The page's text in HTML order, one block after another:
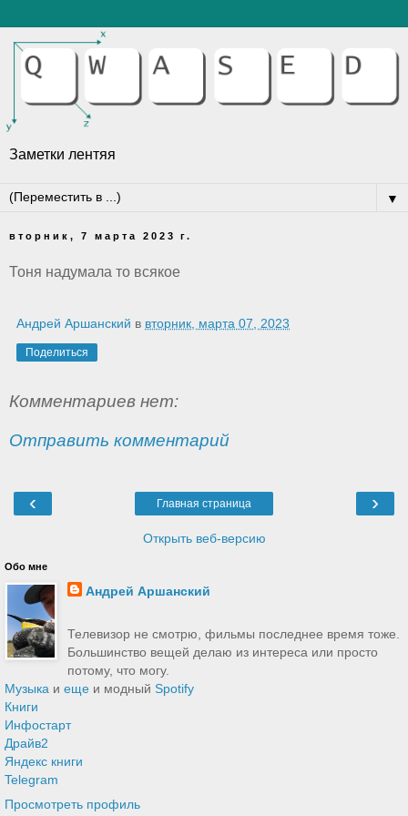
Заметки лентяя
▼
вторник, 7 марта 2023 г.
Тоня надумала то всякое
Андрей Аршанский в вторник, марта 07, 2023
Поделиться
Комментариев нет:
Отправить комментарий
‹ ›
Главная страница
Открыть веб-версию
Обо мне
Андрей Аршанский
Телевизор не смотрю, фильмы последнее время тоже.
Большинство вещей делаю из интереса или просто
потому, что могу.
Музыка и еще и модный Spotify
Книги
Инфостарт
Драйв2
Яндекс книги
Telegram
Просмотреть профиль